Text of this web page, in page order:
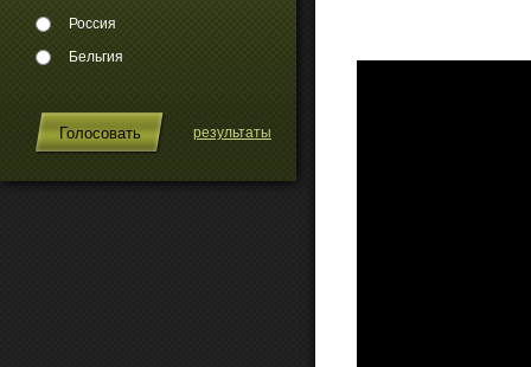
Россия
Бельгия
результаты